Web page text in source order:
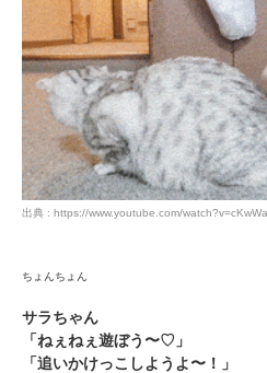
出典 : https://www.youtube.com/
ちょんちょん
サラちゃん
「ねぇねぇ遊ぼう〜♡」
「追いかけっこしようよ〜！」